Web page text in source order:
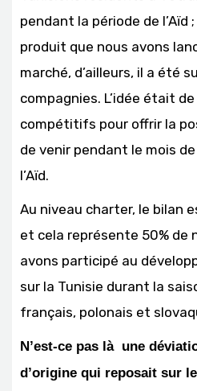
pendant la période de l’Aïd
produit que nous avons
marché, d’ailleurs, il a été
compagnies. L’idée était
compétitifs pour offrir la
de venir pendant le mois
l’Aïd.
Au niveau charter, le bilan
et cela représente 50% de
avons participé au
sur la Tunisie durant la
français, polonais et
N’est-ce pas là une
d’origine qui reposait sur